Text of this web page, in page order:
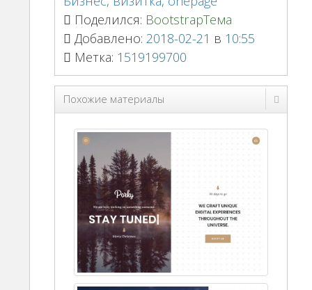
Поделился: BootstrapТема
Добавлено: 2018-02-21 в 10:55
Метка: 1519199700
Похожие материалы